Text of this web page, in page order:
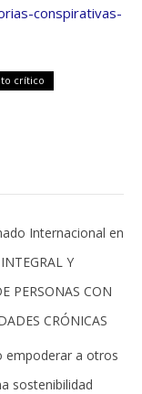
conspirativas-
crítico
Internacional en
Y
PERSONAS CON
CRÓNICAS
empoderar a otros
sostenibilidad